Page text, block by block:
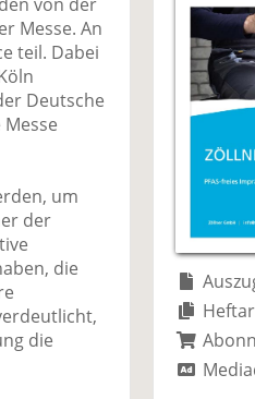
F
ac
e
b
o
o
il
e
n
tt
er
n
Li
n
k
di
n
e
n
E
m
ai
v
d
ck
e
n
von der
Messe. An
teil. Dabei
Deutsche
um
der
die
die